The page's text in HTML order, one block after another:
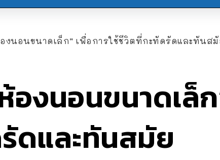
องนอนขนาดเล็ก” เพื่อการใช้ชีวิตที่กะทัดรัดและทันสมั
องนอนขนาดเล็
ดและทันสมัย